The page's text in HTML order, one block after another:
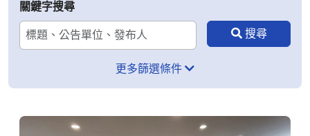
關鍵字搜尋
更多篩選條件